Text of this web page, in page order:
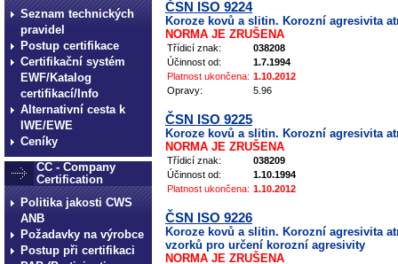
Seznam technických
pravidel
Postup certifikace
Certifikační systém
EWF/Katalog
certifikací/Info
Alternativní cesta k
IWE/EWE
Ceníky
CC - Company
Certification
Politika jakosti CWS
ANB
Požadavky na výrobce
Postup při certifikaci
ČSN ISO 9224
Koroze kovů a slitin. Korozní agresivita
NORMA JE ZRUŠENA
Třídicí znak:
038208
Účinnost od:
1.7.1994
Platnost ukončena: 1.10.2012
Opravy:
5.96
ČSN ISO 9225
Koroze kovů a slitin. Korozní agresivita
NORMA JE ZRUŠENA
Třídicí znak:
038209
Účinnost od:
1.10.1994
Platnost ukončena: 1.10.2012
ČSN ISO 9226
Koroze kovů a slitin. Korozní agresivita
vzorků pro určení korozní agresivity
NORMA JE ZRUŠENA